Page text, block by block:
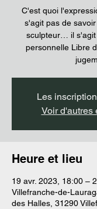
C'est quoi
s'agit pas de
sculpteur… il s'agit
personnelle Libre
Les
Voir d'autres
Heure et lieu
19 avr. 2023, 18:00 –
Villefranche-de-
des Halles, 31290